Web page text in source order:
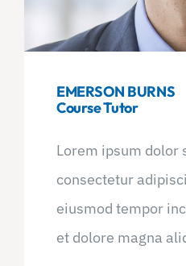
EMERSON BURNS
Course Tutor
Lorem ipsum dolor
consectetur
eiusmod tempor
et dolore magna